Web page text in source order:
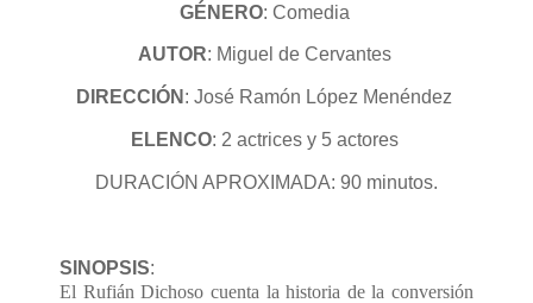
GÉNERO: Comedia
AUTOR: Miguel de Cervantes
DIRECCIÓN : José Ramón López Menéndez
ELENCO: 2 actrices y 5 actores
DURACIÓN APROXIMADA: 90 minutos.
SINOPSIS:
El Rufián Dichoso cuenta la historia de la conversión